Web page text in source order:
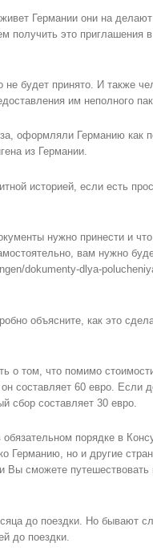
Германии они на делают
это приглашения в
будет принято. И также
им неполного
оформляли Германию как
из Германии.
историей, если есть
нужно принести и
вам нужно
dokumenty-dlya-
объясните, как это
о том, что помимо
составляет 60 евро. Если
сбор составляет 30 евро.
порядке в
Германию, но и другие
Вы сможете путешествовать
до поездки. Но бывают
до поездки.